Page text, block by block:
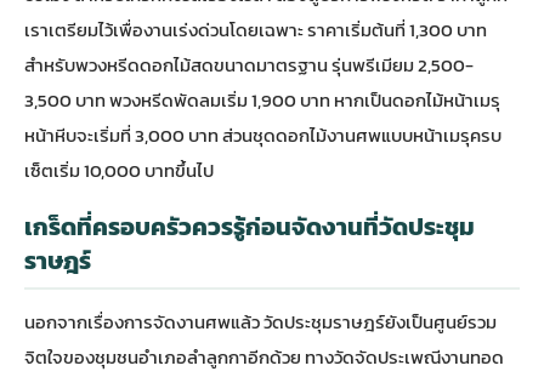
เราเตรียมไว้เพื่องานเร่งด่วนโดยเฉพาะ ราคาเริ่มต้นที่ 1,300 บาท
สำหรับพวงหรีดดอกไม้สดขนาดมาตรฐาน รุ่นพรีเมียม 2,500-
3,500 บาท พวงหรีดพัดลมเริ่ม 1,900 บาท หากเป็นดอกไม้หน้าเมรุ
หน้าหีบจะเริ่มที่ 3,000 บาท ส่วนชุดดอกไม้งานศพแบบหน้าเมรุครบ
เซ็ตเริ่ม 10,000 บาทขึ้นไป
เกร็ดที่ครอบครัวควรรู้ก่อนจัดงานที่วัดประชุม
ราษฎร์
นอกจากเรื่องการจัดงานศพแล้ว วัดประชุมราษฎร์ยังเป็นศูนย์รวม
จิตใจของชุมชนอำเภอลำลูกกาอีกด้วย ทางวัดจัดประเพณีงานทอด